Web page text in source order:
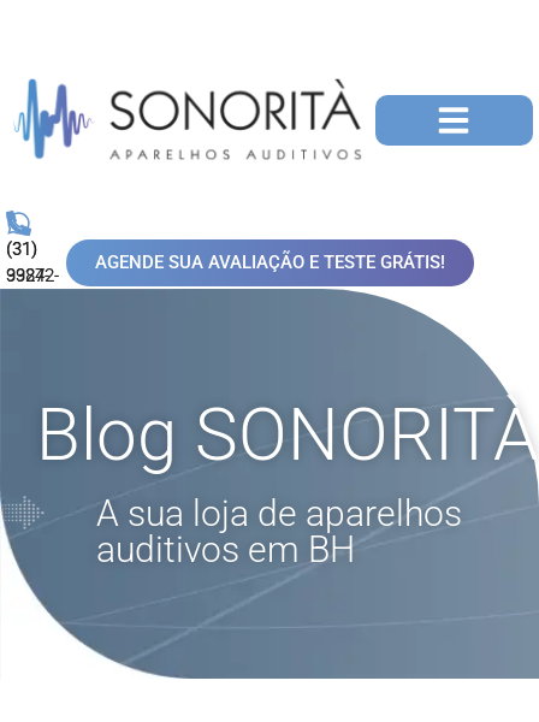
(31)
99872-
(31)
3324-
AGENDE SUA AVALIAÇÃO E TESTE GRÁTIS!
Blog SONORITÀ
A sua loja de aparelhos
auditivos em BH